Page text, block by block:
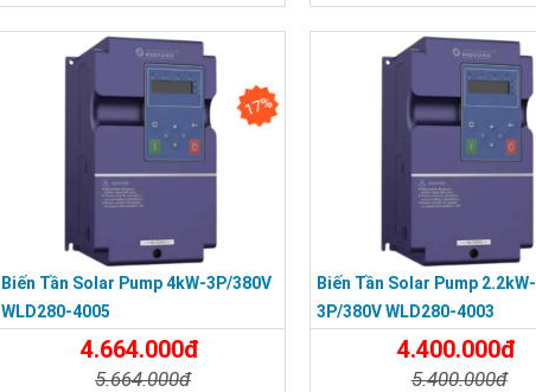
17%
Biến Tần Solar Pump 4kW-3P/380V
WLD280-4005
4.664.000đ
5.664.000đ
Biến Tần Solar Pump 2.2kW-
3P/380V WLD280-4003
4.400.000đ
5.400.000đ